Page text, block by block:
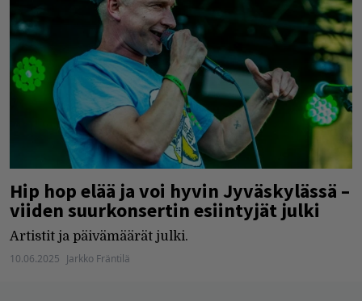
Hip hop elää ja voi hyvin Jyväskylässä –
viiden suurkonsertin esiintyjät julki
Artistit ja päivämäärät julki.
10.06.2025 Jarkko Fräntilä